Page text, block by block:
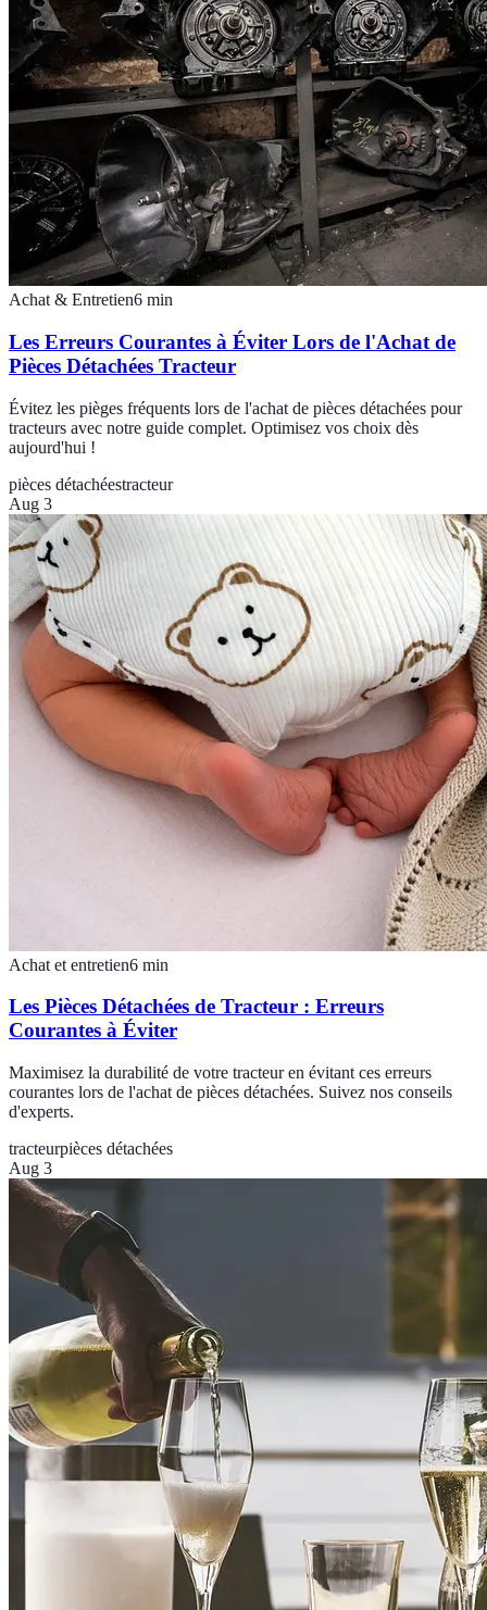
Achat & Entretien6 min
Les Erreurs Courantes à Éviter Lors de l'Achat de
Pièces Détachées Tracteur
Évitez les pièges fréquents lors de l'achat de pièces détachées pour
tracteurs avec notre guide complet. Optimisez vos choix dès
aujourd'hui !
pièces détachéestracteur
Aug 3
Achat et entretien6 min
Les Pièces Détachées de Tracteur : Erreurs
Courantes à Éviter
Maximisez la durabilité de votre tracteur en évitant ces erreurs
courantes lors de l'achat de pièces détachées. Suivez nos conseils
d'experts.
tracteurpièces détachées
Aug 3